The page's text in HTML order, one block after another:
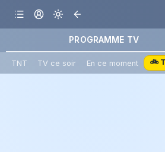
PROGRAMME TV
TNT TV ce soir En ce moment 🚲